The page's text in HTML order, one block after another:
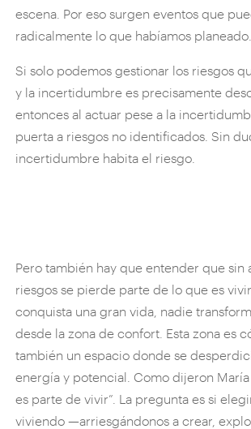
escena. Por eso surgen eventos que
radicalmente lo que habíamos planeado.
Si solo podemos gestionar los riesgos
y la incertidumbre es precisamente
entonces al actuar pese a la
puerta a riesgos no identificados. Sin
incertidumbre habita el riesgo.
Pero también hay que entender que sin
riesgos se pierde parte de lo que es
conquista una gran vida, nadie
desde la zona de confort. Esta zona es
también un espacio donde se
energía y potencial. Como dijeron María
es parte de vivir”. La pregunta es si
viviendo —arriesgándonos a crear,